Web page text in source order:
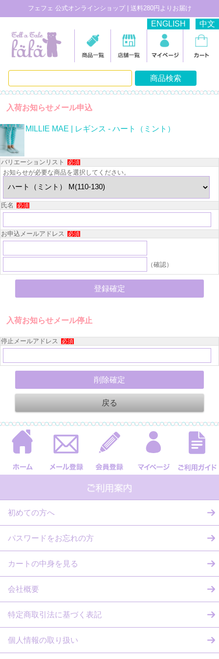
フェフェ 公式オンラインショップ | 送料280円よりお届け
ENGLISH 中文
入荷お知らせメール申込
MILLIE MAE | レギンス - ハート（ミント）
バリエーションリスト 必須
お知らせが必要な商品を選択してください。
氏名 必須
お申込メールアドレス 必須
（確認）
入荷お知らせメール停止
停止メールアドレス 必須
初めての方へ
パスワードをお忘れの方
カートの中身を見る
会社概要
特定商取引法に基づく表記
個人情報の取り扱い